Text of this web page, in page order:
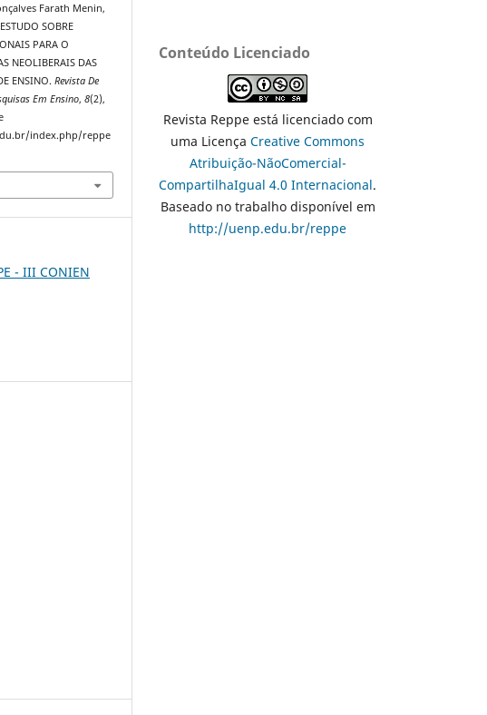
Farath Menin,
SOBRE
PARA O
NEOLIBERAIS DAS
ENSINO.Revista De
Em Ensino,8(2),
index.php/reppe
- III CONIEN
Conteúdo Licenciado
Revista Reppe está licenciado com
uma Licença Creative Commons
Atribuição-NãoComercial-
CompartilhaIgual 4.0 Internacional.
Baseado no trabalho disponível em
http://uenp.edu.br/reppe